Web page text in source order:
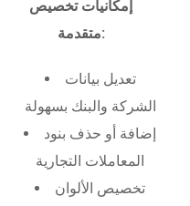
إمكانيات تخصيص
متقدمة:
تعديل بيانات
الشركة والبنك بسهولة
إضافة أو حذف بنود
المعاملات التجارية
تخصيص الألوان